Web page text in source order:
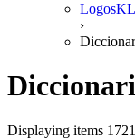
›
Displaying items